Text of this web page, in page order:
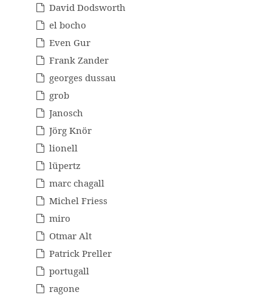
David Dodsworth
el bocho
Even Gur
Frank Zander
georges dussau
grob
Janosch
Jörg Knör
lionell
lüpertz
marc chagall
Michel Friess
miro
Otmar Alt
Patrick Preller
portugall
ragone